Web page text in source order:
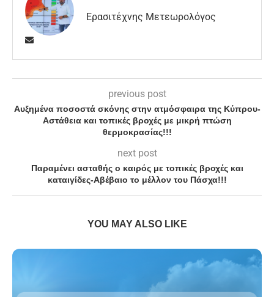
Ερασιτέχνης Μετεωρολόγος
previous post
Αυξημένα ποσοστά σκόνης στην ατμόσφαιρα της Κύπρου-
Αστάθεια και τοπικές βροχές με μικρή πτώση
θερμοκρασίας!!!
next post
Παραμένει ασταθής ο καιρός με τοπικές βροχές και
καταιγίδες-Αβέβαιο το μέλλον του Πάσχα!!!
YOU MAY ALSO LIKE